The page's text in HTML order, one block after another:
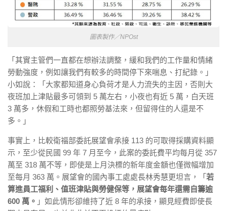
圖表製作／NPOst
「其實主管們一直都在想辦法調整，緩和我們的工作量和情緒
勞動強度，例如讓我們有較多的時間停下來喘息、打紀錄。」
小如說：「大家都知道身心負荷才是人力流失的主因，否則大
夜班加上津貼最多可領到 5 萬左右，小夜也有近 5 萬，白天班
3 萬多，休假和工時也都照勞基法來，但留得住的人還是不
多。」
事實上，比較衛福部委託展望會承接 113 的可取得採購資料顯
示，至少從民國 99 年 7 月至今，此案的委託費平均每月從 357
萬至 318 萬不等，即使是上月決標的新年度金額也僅微幅增加
至每月 363 萬。展望會的國內事工處處長林秀慧更坦言，「 若
算進員工福利、值班津貼與勞健保等，展望會每年還需自籌逾
600 萬。 」如此情形卻維持了近 8 年的承接，顯見經費即使長